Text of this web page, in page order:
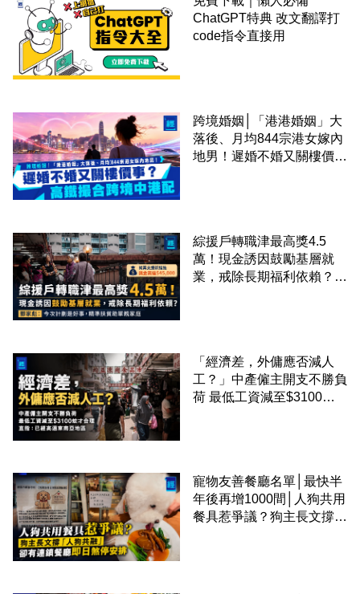
ChatGPT特典 改文翻譯打
code指令直接用
跨境婚姻│「港港婚姻」大
落後、月均844宗港女嫁內
地男！遲婚不婚又關樓價
綜援戶轉職津最高獎4.5
萬！現金誘因鼓勵基層就
業，戒除長期福利依賴？鄧
「經濟差，外傭應否減人
工？」中產僱主開支不勝負
荷 最低工資減至$3100蚊
寵物友善餐廳名單│最快半
年後再增1000間│人狗共用
餐具惹爭議？狗主長文撐